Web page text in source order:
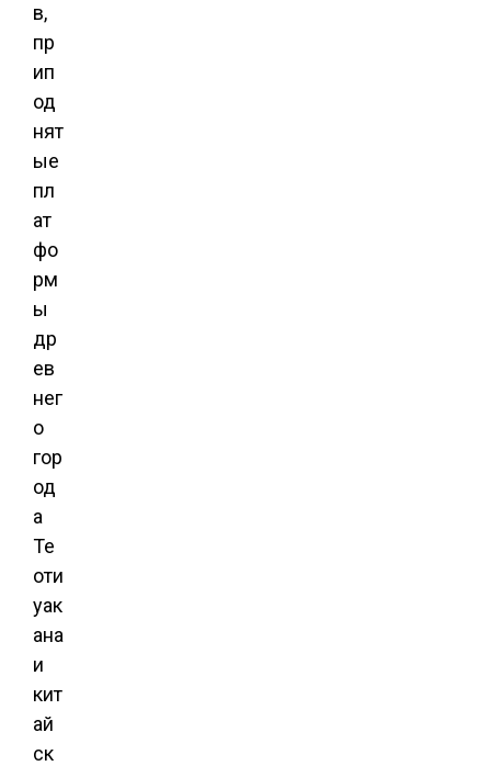
в,
пр
ип
од
нят
ые
пл
ат
фо
рм
ы
др
ев
нег
о
гор
од
а
Те
оти
уак
ана
и
кит
ай
ск